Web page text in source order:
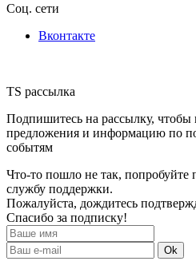
Соц. сети
Вконтакте
TS рассылка
Подпишитесь на рассылку, чтобы
предложения и информацию по
событям
Что-то пошло не так, попробуйте
службу поддержки.
Пожалуйста, дождитесь
Спасибо за подписку!
Ok